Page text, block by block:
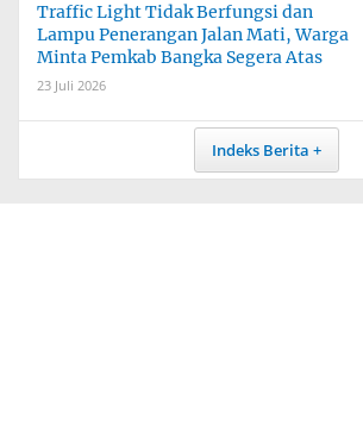
Traffic Light Tidak Berfungsi dan
Lampu Penerangan Jalan Mati, Warga
Minta Pemkab Bangka Segera Atas
23 Juli 2026
Indeks Berita